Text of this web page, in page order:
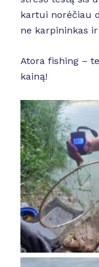
kartui norėčiau
ne karpininkas
Atora fishing –
kainą!
No Caption